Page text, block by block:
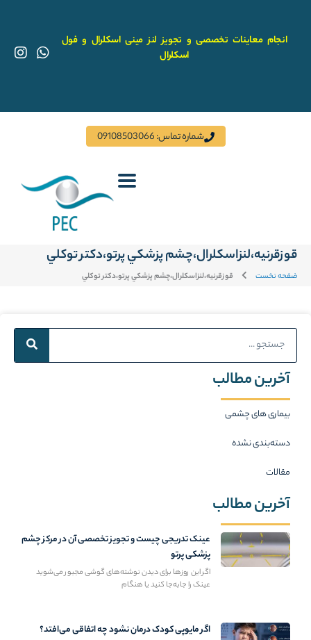
انجام معاینات تخصصی و تجویز لنز مینی اسکلرال و فول
اسکلرال
W
s
I
a
شماره تماس: 09108503066
قوزقرنيه،لنزاسكلرال،چشم پزشكي پرتو،دكتر توكلي
ضفحه نخست قوزقرنيه،لنزاسكلرال،چشم پزشكي پرتو،دكتر توكلي
Search
آخرین مطالب
بیماری های چشمی
دسته‌بندی نشده
مقالات
آخرین مطالب
عینک تدریجی چیست و تجویز تخصصی آن در مرکز چشم
پزشکی پرتو
اگر این روزها برای دیدن نوشته‌های گوشی مجبور می‌شوید
عینک را جابه‌جا کنید یا هنگام
اگر مایوپی کودک درمان نشود چه اتفاقی می‌افتد؟